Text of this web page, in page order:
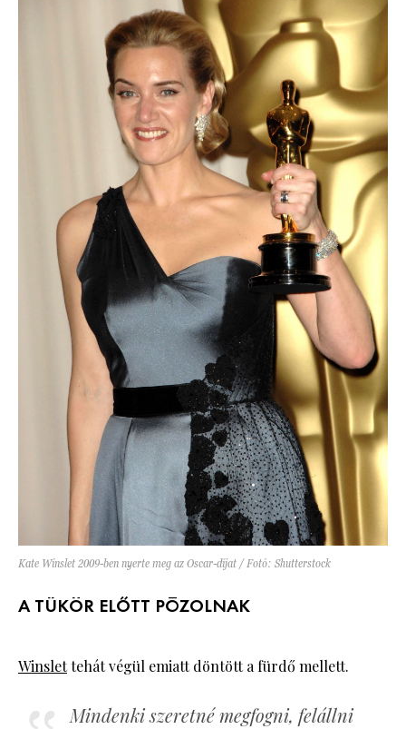
Kate Winslet 2009-ben nyerte meg az Oscar-díjat / Fotó: Shutterstock
A TÜKÖR ELŐTT PÓZOLNAK
Winslettehát végül emiatt döntött a fürdő mellett.
Mindenki szeretné megfogni, felállni